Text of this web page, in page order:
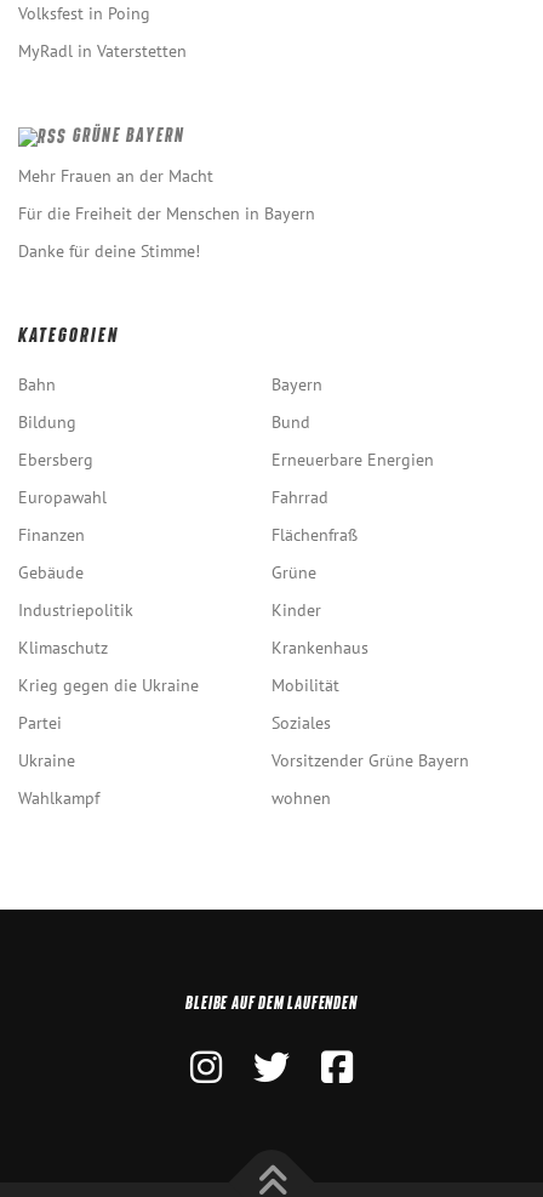
Volksfest in Poing
MyRadl in Vaterstetten
GRÜNE BAYERN
Mehr Frauen an der Macht
Für die Freiheit der Menschen in Bayern
Danke für deine Stimme!
KATEGORIEN
Bahn
Bayern
Bildung
Bund
Ebersberg
Erneuerbare Energien
Europawahl
Fahrrad
Finanzen
Flächenfraß
Gebäude
Grüne
Industriepolitik
Kinder
Klimaschutz
Krankenhaus
Krieg gegen die Ukraine
Mobilität
Partei
Soziales
Ukraine
Vorsitzender Grüne Bayern
Wahlkampf
wohnen
BLEIBE AUF DEM LAUFENDEN